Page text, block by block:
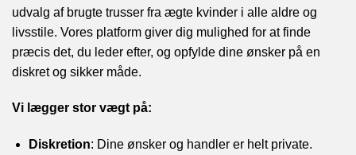
udvalg af brugte trusser fra ægte kvinder i alle aldre og
livsstile. Vores platform giver dig mulighed for at finde
præcis det, du leder efter, og opfylde dine ønsker på en
diskret og sikker måde.
Vi lægger stor vægt på:
Diskretion: Dine ønsker og handler er helt private.